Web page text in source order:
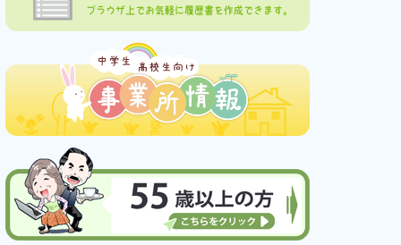
ブラウザ上でお気軽に履歴書を作成できます。